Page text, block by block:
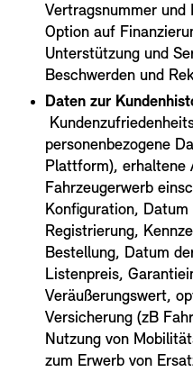
Vertragsnummer und
Option auf
Unterstützung und
Beschwerden und
Daten zur
personenbezogene
Plattform), erhaltene
Fahrzeugerwerb
Konfiguration,
Registrierung,
Bestellung, Datum
Listenpreis,
Veräußerungswert,
Versicherung (zB
Nutzung von
zum Erwerb von